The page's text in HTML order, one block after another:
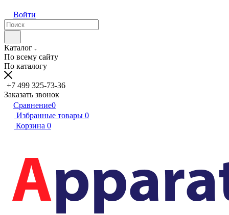
Войти
Каталог
По всему сайту
По каталогу
+7 499 325-73-36
Заказать звонок
Сравнение0
Избранные товары 0
Корзина 0